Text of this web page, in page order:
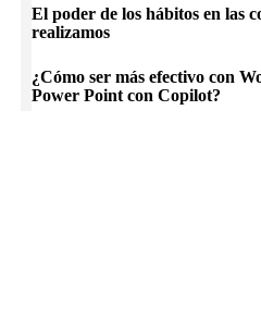
El poder de los hábitos en las
realizamos
¿Cómo ser más efectivo con
Power Point con Copilot?